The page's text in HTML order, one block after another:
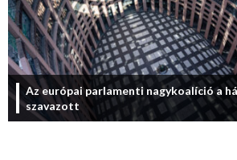
Az európai parlamenti nagykoalíció a
szavazott